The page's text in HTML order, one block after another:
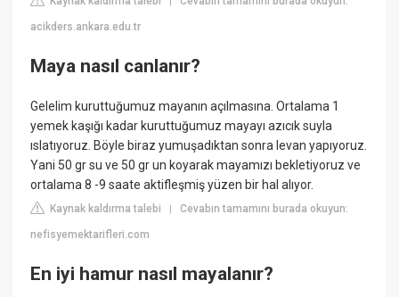
acikders.ankara.edu.tr
Maya nasıl canlanır?
Gelelim kuruttuğumuz mayanın açılmasına. Ortalama 1
yemek kaşığı kadar kuruttuğumuz mayayı azıcık suyla
ıslatıyoruz. Böyle biraz yumuşadıktan sonra levan yapıyoruz.
Yani 50 gr su ve 50 gr un koyarak mayamızı bekletiyoruz ve
ortalama 8 -9 saate aktifleşmiş yüzen bir hal alıyor.
Kaynak kaldırma talebi |Cevabın tamamını burada okuyun:
nefisyemektarifleri.com
En iyi hamur nasıl mayalanır?